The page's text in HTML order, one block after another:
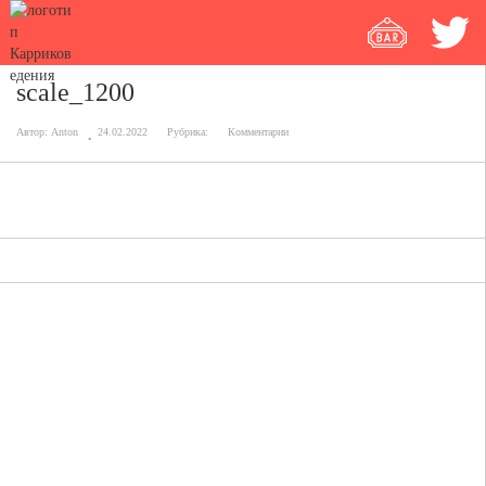
scale_1200
Автор: Anton 24.02.2022 Рубрика: Комментарии